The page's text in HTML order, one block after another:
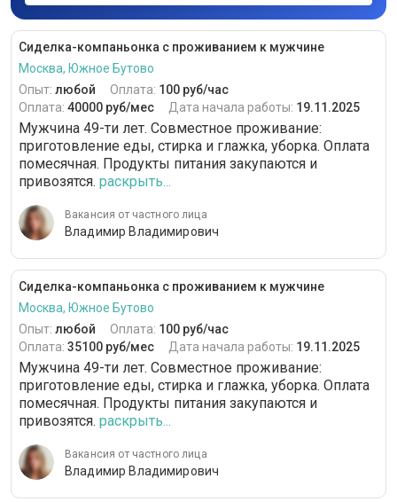
Сиделка-компаньонка с проживанием к мужчине
Москва, Южное Бутово
Опыт: любой Оплата: 100 руб/час
Оплата: 40000 руб/мес Дата начала работы: 19.11.2025
Мужчина 49-ти лет. Совместное проживание:
приготовление еды, стирка и глажка, уборка. Оплата
помесячная. Продукты питания закупаются и
привозятся. раскрыть...
Вакансия от частного лица
Владимир Владимирович
Сиделка-компаньонка с проживанием к мужчине
Москва, Южное Бутово
Опыт: любой Оплата: 100 руб/час
Оплата: 35100 руб/мес Дата начала работы: 19.11.2025
Мужчина 49-ти лет. Совместное проживание:
приготовление еды, стирка и глажка, уборка. Оплата
помесячная. Продукты питания закупаются и
привозятся. раскрыть...
Вакансия от частного лица
Владимир Владимирович